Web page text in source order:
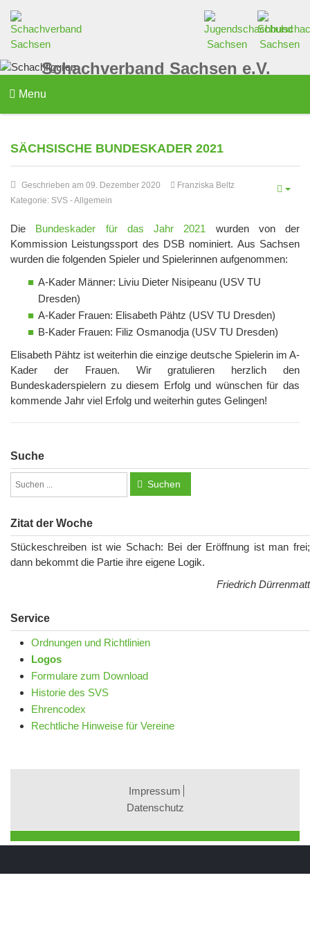
Schachverband Sachsen e.V.
Menu
SÄCHSISCHE BUNDESKADER 2021
Geschrieben am 09. Dezember 2020
Franziska Beltz
Kategorie: SVS -Allgemein
Die Bundeskader für das Jahr 2021 wurden von der
Kommission Leistungssport des DSB nominiert. Aus Sachsen
wurden die folgenden Spieler und Spielerinnen aufgenommen:
A-Kader Männer: Liviu Dieter Nisipeanu (USV TU
Dresden)
A-Kader Frauen: Elisabeth Pähtz (USV TU Dresden)
B-Kader Frauen: Filiz Osmanodja (USV TU Dresden)
Elisabeth Pähtz ist weiterhin die einzige deutsche Spielerin im A-
Kader der Frauen. Wir gratulieren herzlich den
Bundeskaderspielern zu diesem Erfolg und wünschen für das
kommende Jahr viel Erfolg und weiterhin gutes Gelingen!
Suche
Suchen
Zitat der Woche
Stückeschreiben ist wie Schach: Bei der Eröffnung ist man frei;
dann bekommt die Partie ihre eigene Logik.
Friedrich Dürrenmatt
Service
Ordnungen und Richtlinien
Logos
Formulare zum Download
Historie des SVS
Ehrencodex
Rechtliche Hinweise für Vereine
Impressum
Datenschutz